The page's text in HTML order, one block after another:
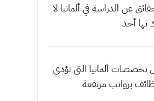
حقائق عن الدراسة في ألمانيا لا
بها أحد
ألمانيا التي تؤدي
برواتب مرتفعة